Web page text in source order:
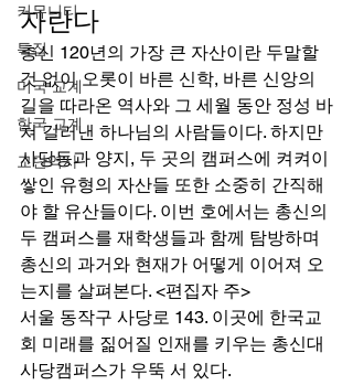
커뮤니티
특집
미국 교계
한국 교계
교단역사
자란다
총신 120년의 가장 큰 자산이란 두말할
것 없이 오롯이 바른 신학, 바른 신앙의
길을 따라온 역사와 그 세월 동안 정성 바
쳐 길러낸 하나님의 사람들이다. 하지만
사당동과 양지, 두 곳의 캠퍼스에 켜켜이
쌓인 유형의 자산들 또한 소중히 간직해
야 할 유산들이다. 이번 호에서는 총신의
두 캠퍼스를 재학생들과 함께 탐방하며
총신의 과거와 현재가 어떻게 이어져 오
는지를 살펴본다. <편집자 주>
서울 동작구 사당로 143. 이곳에 한국교
회 미래를 짊어질 인재를 키우는 총신대
사당캠퍼스가 우뚝 서 있다.